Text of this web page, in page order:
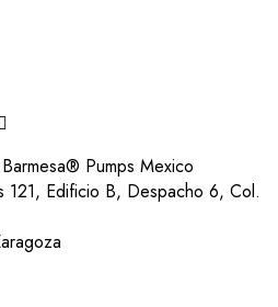
Pumps Mexico
121, Edificio B, Despacho 6, Col.